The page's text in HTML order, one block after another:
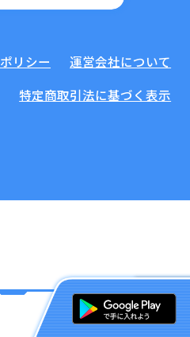
リシー
運営会社について
特定商取引法に基づく表示